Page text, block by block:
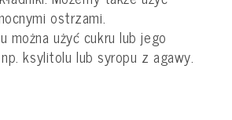
ostrzami.
można użyć cukru lub jego
ksylitolu lub syropu z agawy.